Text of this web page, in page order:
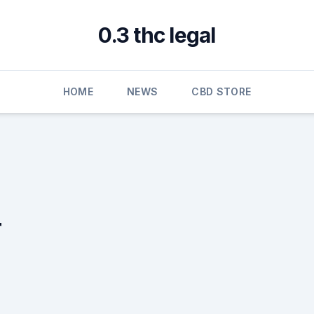
0.3 thc legal
HOME NEWS CBD STORE